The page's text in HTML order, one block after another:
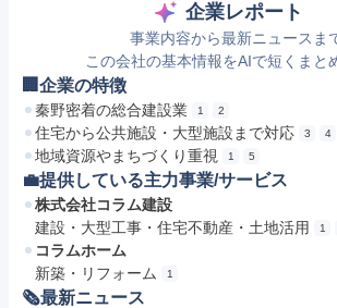
企業レポート
事業内容から最新ニュースま
この会社の基本情報をAIで短くまと
🏢企業の特徴
秦野密着の総合建設業 1 2
住宅から公共施設・大型施設まで対応 3 4
地域資源やまちづくり重視 1 5
💼提供している主力事業/サービス
株式会社コラム建設
建設・大型工事・住宅不動産・土地活用
1
コラムホーム
新築・リフォーム
1
🗞最新ニュース